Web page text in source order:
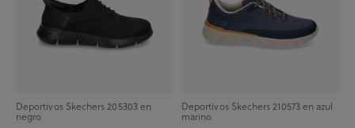
Deportivos Skechers 205303 en
negro
Deportivos Skechers 210573 en azul
marino